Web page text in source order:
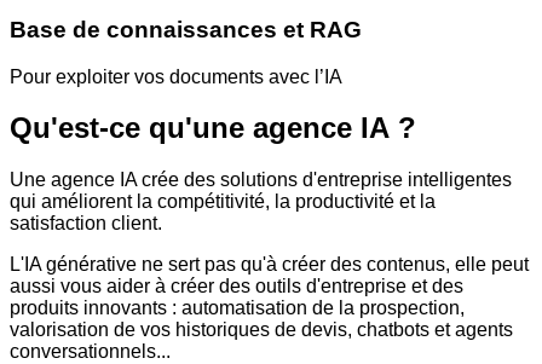
Base de connaissances et RAG
Pour exploiter vos documents avec l’IA
Qu'est-ce qu'une agence IA ?
Une agence IA crée des solutions d'entreprise intelligentes
qui améliorent la compétitivité, la productivité et la
satisfaction client.
L'IA générative ne sert pas qu'à créer des contenus, elle peut
aussi vous aider à créer des outils d'entreprise et des
produits innovants : automatisation de la prospection,
valorisation de vos historiques de devis, chatbots et agents
conversationnels...